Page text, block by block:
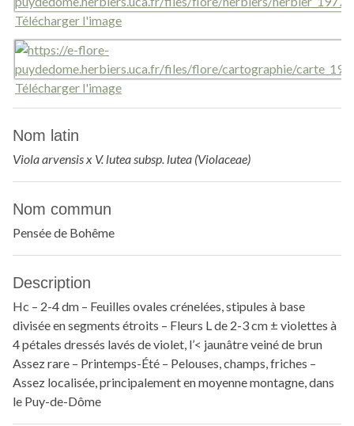
Télécharger l'image
Télécharger l'image
Nom latin
Viola arvensis x V. lutea subsp. lutea (Violaceae)
Nom commun
Pensée de Bohême
Description
Hc – 2-4 dm – Feuilles ovales crénelées, stipules à base
divisée en segments étroits – Fleurs L de 2-3 cm ± violettes à
4 pétales dressés lavés de violet, l’< jaunâtre veiné de brun
Assez rare – Printemps-Été – Pelouses, champs, friches –
Assez localisée, principalement en moyenne montagne, dans
le Puy-de-Dôme